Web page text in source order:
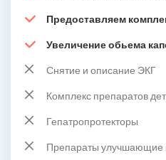
Предоставляем
Увеличение обьема
Снятие и описание ЭКГ
Комплекс препаратов
Гепатропротекторы
Препараты улучшающие